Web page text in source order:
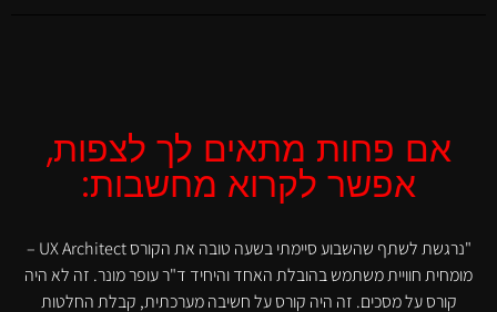
אם פחות מתאים לך לצפות,
אפשר לקרוא מחשבות:
"נרגשת לשתף שהשבוע סיימתי בשעה טובה את הקורס UX Architect –
מומחית חוויית משתמש בהובלת האחד והיחיד ד"ר עופר מונר. זה לא היה
קורס על מסכים. זה היה קורס על חשיבה מערכתית, קבלת החלטות